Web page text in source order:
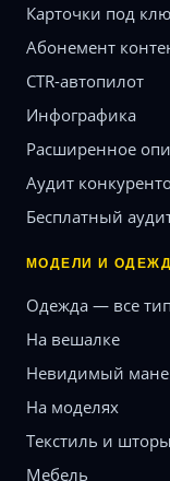
Карточки под
Абонемент
CTR-автопилот
Инфографика
Расширенное
Аудит
Бесплатный
МОДЕЛИ И
Одежда — все
На вешалке
Невидимый
На моделях
Текстиль и шторы
Мебель